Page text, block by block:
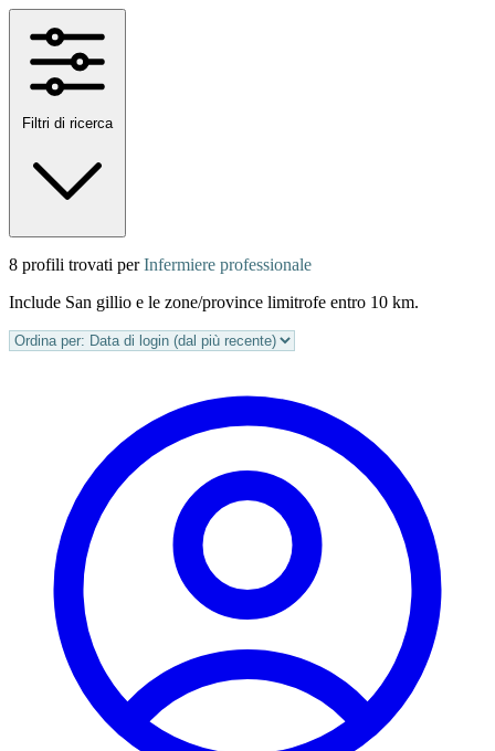
Filtri di ricerca
8 profili trovati perInfermiere professionale
Include San gillio e le zone/province limitrofe entro 10 km.